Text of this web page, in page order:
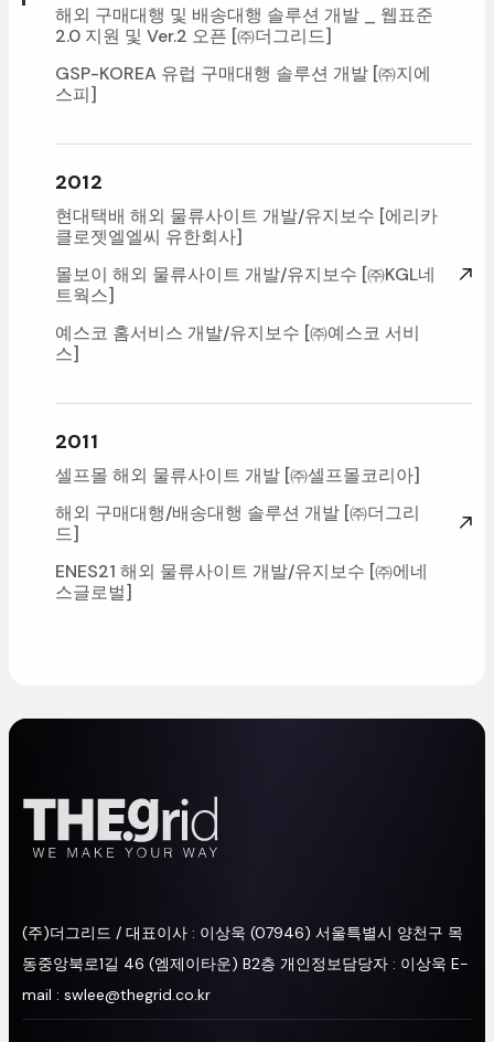
해외구매대행및배송대행솔루션개발_웹표준
2.0지원및Ver.2오픈[㈜더그리드]
GSP-KOREA유럽구매대행솔루션개발[㈜지에
스피]
2012
현대택배해외물류사이트개발/유지보수 [에리카
클로젯엘엘씨유한회사]
몰보이해외물류사이트개발/유지보수 [㈜KGL네
트웍스]
예스코홈서비스개발/유지보수[㈜예스코서비
스]
2011
셀프몰해외물류사이트개발[㈜셀프몰코리아]
해외구매대행/배송대행솔루션개발[㈜더그리
드]
ENES21해외물류사이트개발/유지보수[㈜에네
스글로벌]
(주)더그리드/대표이사:이상욱 (07946)서울특별시양천구목
동중앙북로1길46(엠제이타운)B2층 개인정보담당자:이상욱 E-
mail:swlee@thegrid.co.kr